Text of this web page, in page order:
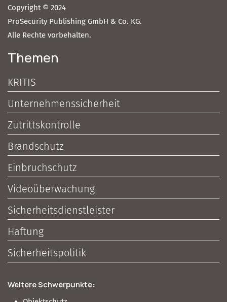
Copyright © 2024
ProSecurity Publishing GmbH & Co. KG.
Alle Rechte vorbehalten.
Themen
KRITIS
Unternehmenssicherheit
Zutrittskontrolle
Brandschutz
Einbruchschutz
Videoüberwachung
Sicherheitsdienstleister
Haftung
Sicherheitspolitik
Weitere Schwerpunkte: